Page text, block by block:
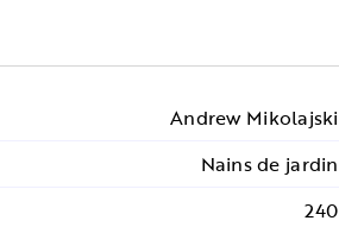
Andrew Mikolajski
Nains de jardin
240